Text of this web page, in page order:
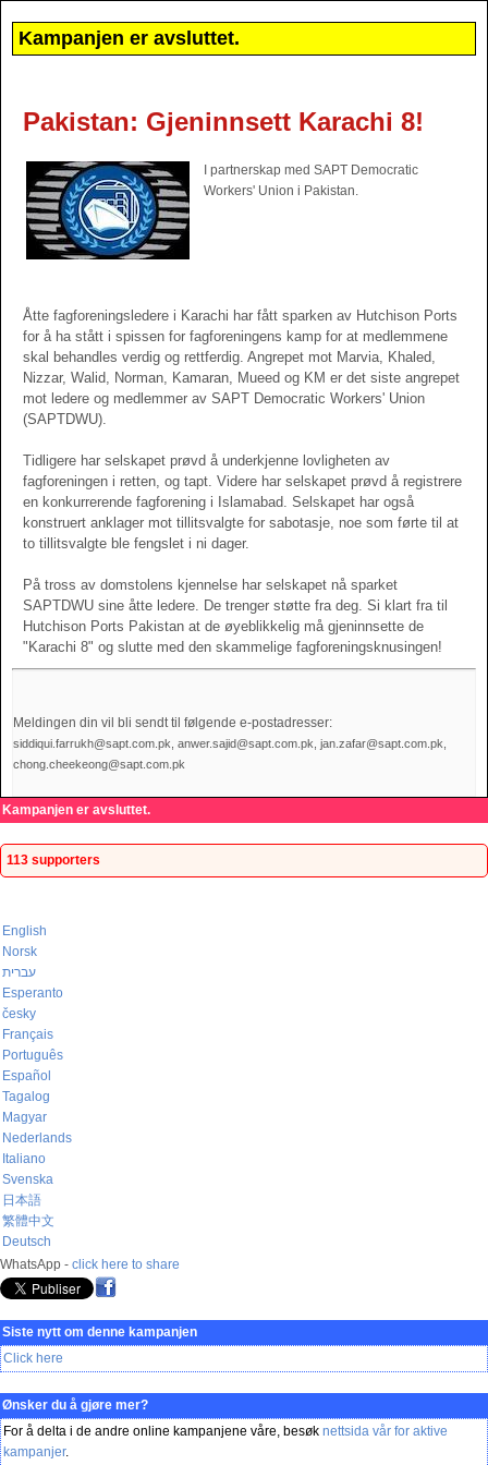
Kampanjen er avsluttet.
Pakistan: Gjeninnsett Karachi 8!
I partnerskap med SAPT Democratic
Workers' Union i Pakistan.
Åtte fagforeningsledere i Karachi har fått sparken av Hutchison Ports
for å ha stått i spissen for fagforeningens kamp for at medlemmene
skal behandles verdig og rettferdig. Angrepet mot Marvia, Khaled,
Nizzar, Walid, Norman, Kamaran, Mueed og KM er det siste angrepet
mot ledere og medlemmer av SAPT Democratic Workers' Union
(SAPTDWU).
Tidligere har selskapet prøvd å underkjenne lovligheten av
fagforeningen i retten, og tapt. Videre har selskapet prøvd å registrere
en konkurrerende fagforening i Islamabad. Selskapet har også
konstruert anklager mot tillitsvalgte for sabotasje, noe som førte til at
to tillitsvalgte ble fengslet i ni dager.
På tross av domstolens kjennelse har selskapet nå sparket
SAPTDWU sine åtte ledere. De trenger støtte fra deg. Si klart fra til
Hutchison Ports Pakistan at de øyeblikkelig må gjeninnsette de
"Karachi 8" og slutte med den skammelige fagforeningsknusingen!
Meldingen din vil bli sendt til følgende e-postadresser:
siddiqui.farrukh@sapt.com.pk, anwer.sajid@sapt.com.pk, jan.zafar@sapt.com.pk,
chong.cheekeong@sapt.com.pk
Kampanjen er avsluttet.
113 supporters
English
Norsk
עברית
Esperanto
česky
Français
Português
Español
Tagalog
Magyar
Nederlands
Italiano
Svenska
日本語
繁體中文
Deutsch
WhatsApp - click here to share
Siste nytt om denne kampanjen
Click here
Ønsker du å gjøre mer?
For å delta i de andre online kampanjene våre, besøk nettsida vår for aktive
kampanjer.